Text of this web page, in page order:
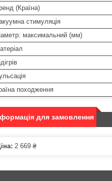
(Країна)
стимуляція
максимальний (мм)
походження
для замовлення
2 669 ₴